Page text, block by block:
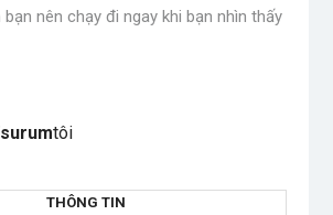
bạn nên chạy đi ngay khi bạn nhìn thấy
tôi
THÔNG TIN